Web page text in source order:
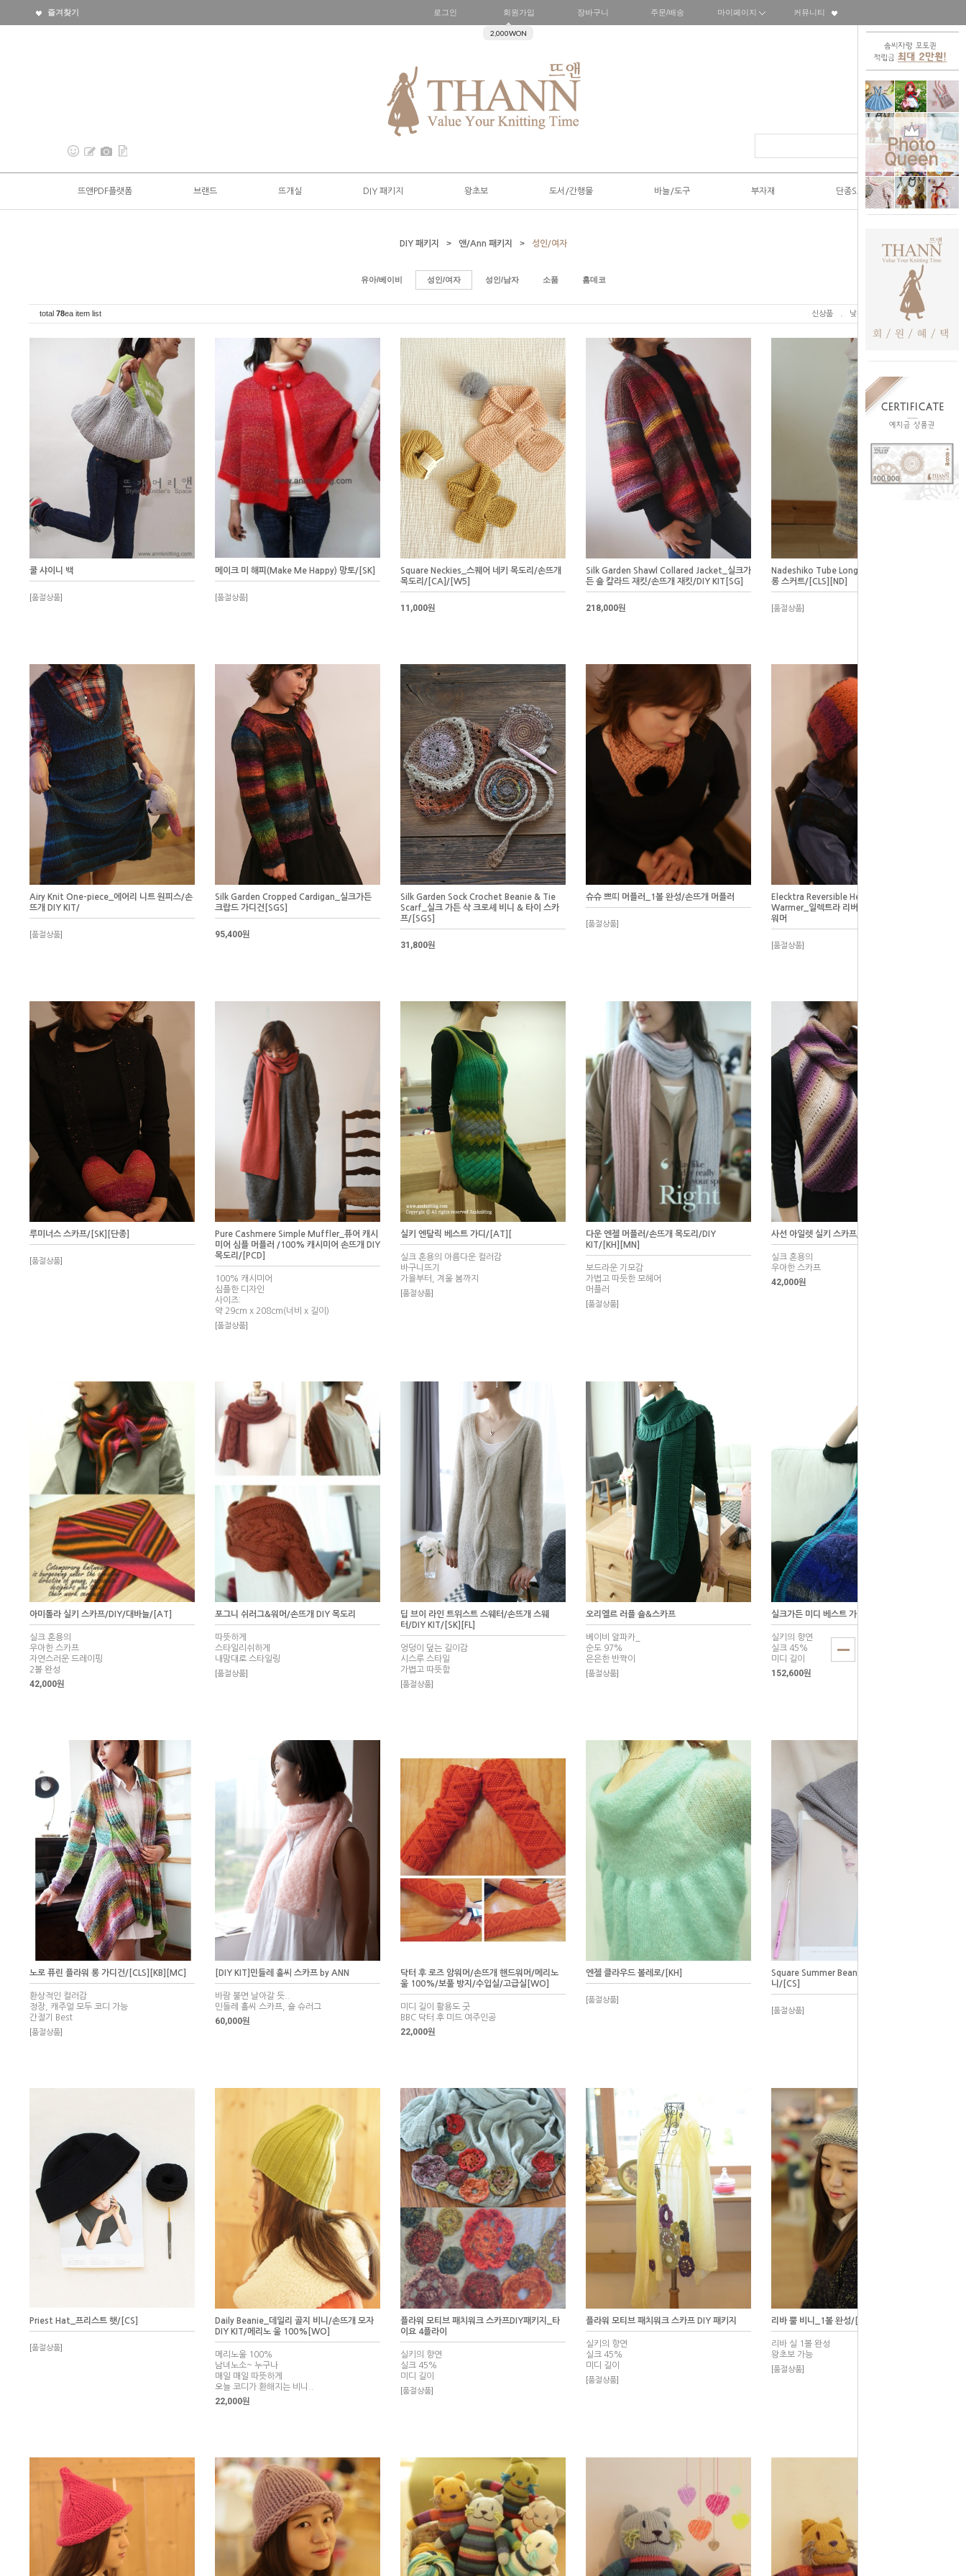
즐겨찾기 로그인 회원가입
2,000WON
장바구니 주문/배송 마이페이지 커뮤니티
뜨앤PDF플랫폼 브랜드 뜨개실 DIY 패키지 왕초보 도서/간행물 바늘/도구 부자재 단종SALE50%
DIY 패키지 > 앤/Ann 패키지 > 성인/여자
유아/베이비 성인/여자 성인/남자 소품 홈데코
total 78ea item list 신상품 낮은가격 높은가격
쿨 샤이니 백
[품절상품]
메이크 미 해피(Make Me Happy) 망토/[SK]
[품절상품]
Square Neckies_스퀘어 네키 목도리/손뜨개
목도리/[CA]/[W5]
11,000원
Silk Garden Shawl Collared Jacket_실크가
든 숄 칼라드 재킷/손뜨개 재킷/DIY KIT[SG]
218,000원
Nadeshiko Tube Long Skirt_나데쉬코 튜브
롱 스커트/[CLS][ND]
[품절상품]
Airy Knit One-piece_에어리 니트 원피스/손
뜨개 DIY KIT/
[품절상품]
Silk Garden Cropped Cardigan_실크가든
크랍드 가디건[SGS]
95,400원
Silk Garden Sock Crochet Beanie & Tie
Scarf_실크 가든 삭 크로셰 비니 & 타이 스카
프/[SGS]
31,800원
슈슈 쁘띠 머플러_1볼 완성/손뜨개 머플러
[품절상품]
Elecktra Reversible Head Band & Neck
Warmer_일렉트라 리버시블 헤드 밴드 & 넥
워머
[품절상품]
루미너스 스카프/[SK][단종]
[품절상품]
Pure Cashmere Simple Muffler_퓨어 캐시
미어 심플 머플러 /100% 캐시미어 손뜨개 DIY
목도리/[PCD]
100% 캐시미어
심플한 디자인
사이즈:
약 29cm x 208cm(너비 x 길이)
[품절상품]
실키 엔탈릭 베스트 가디/[AT][
실크 혼용의 아름다운 컬러감
바구니뜨기
가을부터, 겨울 봄까지
[품절상품]
다운 엔젤 머플러/손뜨개 목도리/DIY
KIT/[KH][MN]
보드라운 기모감
가볍고 따듯한 모헤어
머플러
[품절상품]
사선 아일렛 실키 스카프/손뜨개/머플러/[AT]
실크 혼용의
우아한 스카프
42,000원
아미톨라 실키 스카프/DIY/대바늘/[AT]
실크 혼용의
우아한 스카프
자연스러운 드레이핑
2볼 완성
42,000원
포그니 쉬러그&워머/손뜨개 DIY 목도리
따뜻하게
스타일리쉬하게
내맘대로 스타일링
[품절상품]
딥 브이 라인 트위스트 스웨터/손뜨개 스웨
터/DIY KIT/[SK][FL]
엉덩이 덮는 길이감
시스루 스타일
가볍고 따뜻함
[품절상품]
오리엘르 러플 숄&스카프
베이비 알파카_
순도 97%
은은한 반짝이
[품절상품]
실크가든 미디 베스트 가디/[SG]
실키의 향연
실크 45%
미디 길이
152,600원
노로 퓨린 플라워 롱 가디건/[CLS][KB][MC]
환상적인 컬러감
정장, 캐주얼 모두 코디 가능
간절기 Best
[품절상품]
[DIY KIT]민들레 홀씨 스카프 by ANN
바람 불면 날아갈 듯..
민들레 홀씨 스카프, 숄 슈러그
60,000원
닥터 후 로즈 암워머/손뜨개 핸드워머/메리노
울 100%/보풀 방지/수입실/고급실[WO]
미디 길이 활용도 굿
BBC 닥터 후 미드 여주인공
22,000원
엔젤 클라우드 볼레로/[KH]
[품절상품]
Square Summer Beanie_스퀘어 써머 비
니/[CS]
[품절상품]
Priest Hat_프리스트 햇/[CS]
[품절상품]
Daily Beanie_데일리 골지 비니/손뜨개 모자
DIY KIT/메리노 울 100%[WO]
메리노울 100%
남녀노소~ 누구나
매일 매일 따뜻하게
오늘 코디가 환해지는 비니..
22,000원
플라워 모티브 패치워크 스카프DIY패키지_타
이요 4플라이
실키의 향연
실크 45%
미디 길이
[품절상품]
플라워 모티브 패치워크 스카프 DIY 패키지
실키의 향연
실크 45%
미디 길이
[품절상품]
리바 뿔 비니_1볼 완성/[CLS]/[RA]
리바 실 1볼 완성
왕초보 가능
[품절상품]